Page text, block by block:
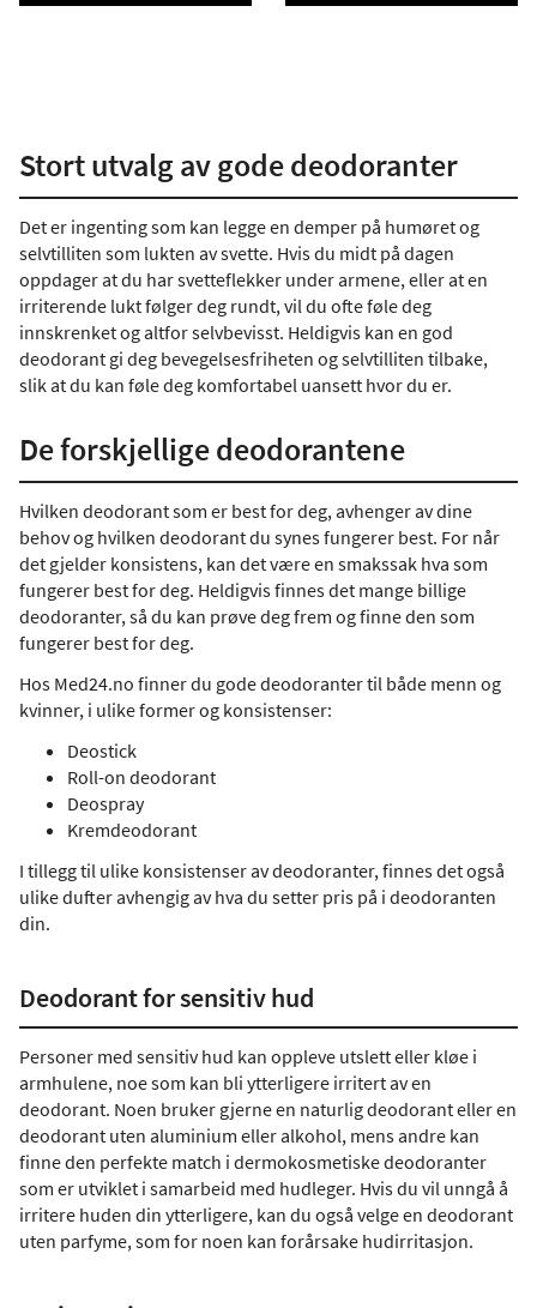
Stort utvalg av gode deodoranter
Det er ingenting som kan legge en demper på humøret og
selvtilliten som lukten av svette. Hvis du midt på dagen
oppdager at du har svetteflekker under armene, eller at en
irriterende lukt følger deg rundt, vil du ofte føle deg
innskrenket og altfor selvbevisst. Heldigvis kan en god
deodorant gi deg bevegelsesfriheten og selvtilliten tilbake,
slik at du kan føle deg komfortabel uansett hvor du er.
De forskjellige deodorantene
Hvilken deodorant som er best for deg, avhenger av dine
behov og hvilken deodorant du synes fungerer best. For når
det gjelder konsistens, kan det være en smakssak hva som
fungerer best for deg. Heldigvis finnes det mange billige
deodoranter, så du kan prøve deg frem og finne den som
fungerer best for deg.
Hos Med24.no finner du gode deodoranter til både menn og
kvinner, i ulike former og konsistenser:
Deostick
Roll-on deodorant
Deospray
Kremdeodorant
I tillegg til ulike konsistenser av deodoranter, finnes det også
ulike dufter avhengig av hva du setter pris på i deodoranten
din.
Deodorant for sensitiv hud
Personer med sensitiv hud kan oppleve utslett eller kløe i
armhulene, noe som kan bli ytterligere irritert av en
deodorant. Noen bruker gjerne en naturlig deodorant eller en
deodorant uten aluminium eller alkohol, mens andre kan
finne den perfekte match i dermokosmetiske deodoranter
som er utviklet i samarbeid med hudleger. Hvis du vil unngå å
irritere huden din ytterligere, kan du også velge en deodorant
uten parfyme, som for noen kan forårsake hudirritasjon.